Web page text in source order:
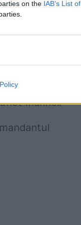
on the IAB’s List of
al
întreaga
într-un
marinei.